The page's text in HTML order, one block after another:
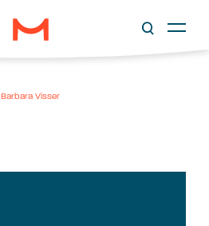
Barbara Visser